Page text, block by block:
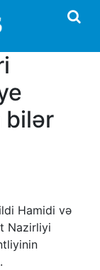
bilər
Hamidi və
Nazirliyi